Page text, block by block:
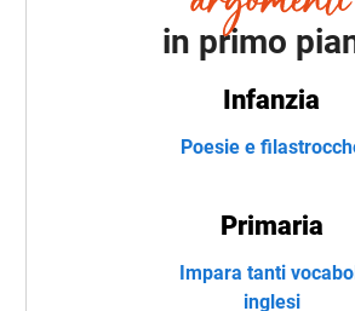
in primo
Infanzia
Poesie e
Primaria
Impara tanti
inglesi